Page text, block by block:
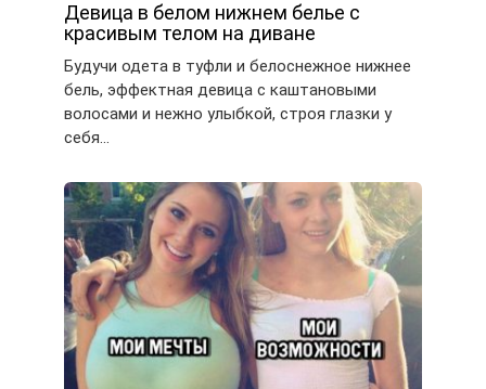
Девица в белом нижнем белье с
красивым телом на диване
Будучи одета в туфли и белоснежное нижнее
бель, эффектная девица с каштановыми
волосами и нежно улыбкой, строя глазки у
себя…